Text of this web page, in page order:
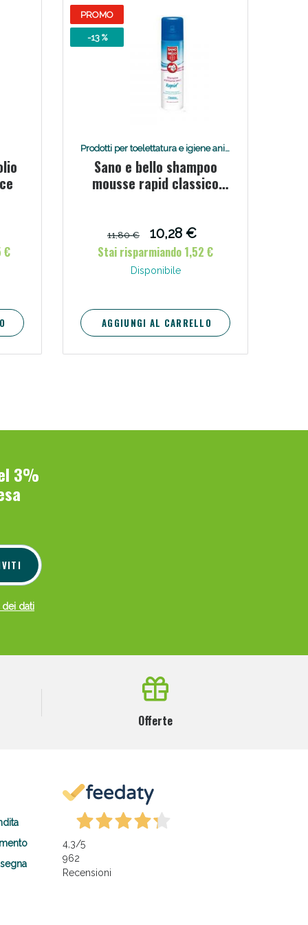
€
PROMO
-13 %
Prodotti per toelettatura e igiene animali
Sano e bello shampoo
mousse rapid classico
11,80 €
10,28 €
Stai risparmiando 1,52 €
Disponibile
AGGIUNGI AL CARRELLO
3%
dati
Offerte
4,3/5
962
Recensioni